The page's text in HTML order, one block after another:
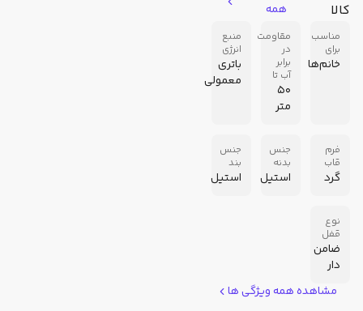
کالا
همه
مناسب
برای
خانم‌ها
مقاومت
در
برابر
آب تا
50
متر
منبع
انرژی
باتری
معمولی
فرم
قاب
گرد
جنس
بدنه
استیل
جنس
بند
استیل
نوع
قفل
ضامن
دار
مشاهده همه ویژگی ها